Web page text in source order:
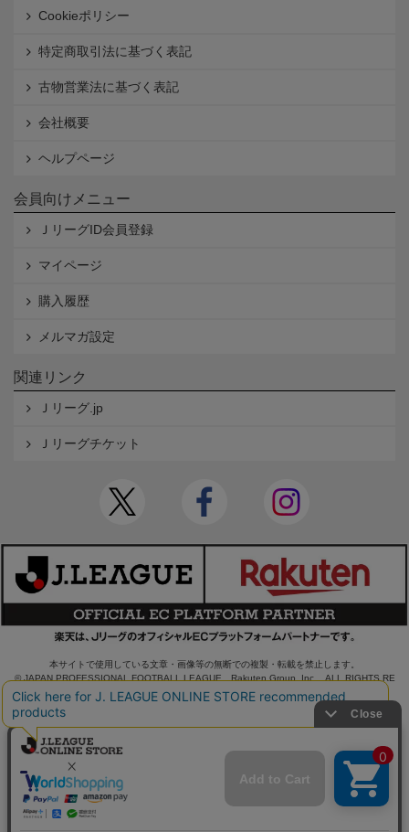
Cookieポリシー
特定商取引法に基づく表記
古物営業法に基づく表記
会社概要
ヘルプページ
会員向けメニュー
ＪリーグID会員登録
マイページ
購入履歴
メルマガ設定
関連リンク
Ｊリーグ.jp
Ｊリーグチケット
本サイトで使用している文章・画像等の無断での複製・転載を禁止します。
© JAPAN PROFESSIONAL FOOTBALL LEAGUE Rakuten Group, Inc. ALL RIGHTS RE
SERVED.